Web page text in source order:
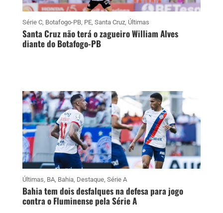
Série C, Botafogo-PB, PE, Santa Cruz, Últimas
Santa Cruz não terá o zagueiro William Alves
diante do Botafogo-PB
Últimas BA, Bahia Destaque, Série A
Bahia tem dois desfalques na defesa para jogo
contra o Fluminense pela Série A